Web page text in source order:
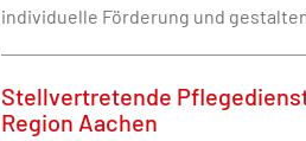
individuelle Förderung und
Stellvertretende
Region Aachen